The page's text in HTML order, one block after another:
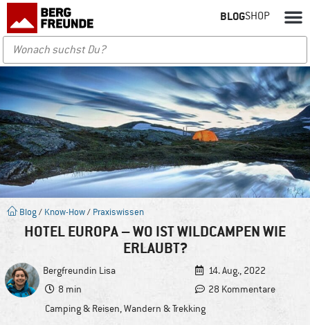
BLOGSHOP
Blog / Know-How/ Praxiswissen
HOTEL EUROPA – WO IST WILDCAMPEN WIE
ERLAUBT?
Bergfreundin Lisa
14. Aug., 2022
8 min
28 Kommentare
Camping & Reisen,Wandern & Trekking